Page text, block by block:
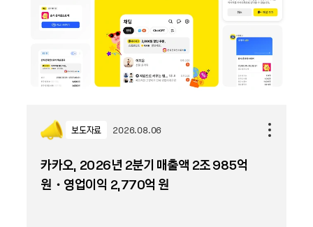
보도자료 2026.08.06
카카오, 2026년 2분기 매출액 2조 985억
원・영업이익 2,770억 원